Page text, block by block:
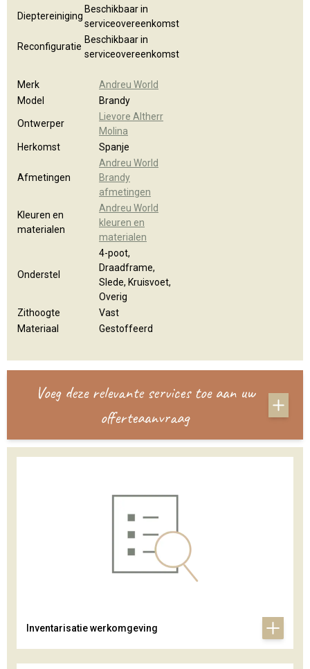
Dieptereiniging
Beschikbaar in
serviceovereenkomst
Reconfiguratie
Beschikbaar in
serviceovereenkomst
Merk
Andreu World
Model
Brandy
Ontwerper
Lievore Altherr
Molina
Herkomst
Spanje
Afmetingen
Andreu World
Brandy
afmetingen
Kleuren en
materialen
Andreu World
kleuren en
materialen
Onderstel
4-poot,
Draadframe,
Slede, Kruisvoet,
Overig
Zithoogte
Vast
Materiaal
Gestoffeerd
Voeg deze relevante services toe aan uw
offerteaanvraag
Inventarisatie werkomgeving